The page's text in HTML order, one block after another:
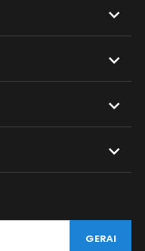



